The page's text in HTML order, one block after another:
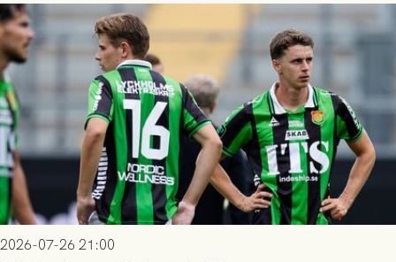
2026-07-26 21:00